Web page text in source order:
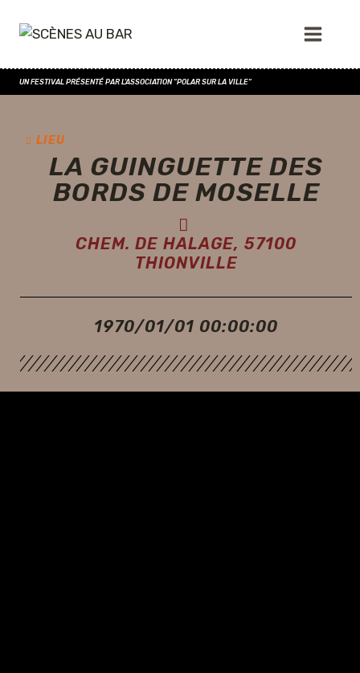
UN FESTIVAL PRÉSENTÉ PAR L'ASSOCIATION "POLAR SUR LA VILLE"
LIEU
LA GUINGUETTE DES
BORDS DE MOSELLE
CHEM. DE HALAGE, 57100
THIONVILLE
1970/01/01 00:00:00